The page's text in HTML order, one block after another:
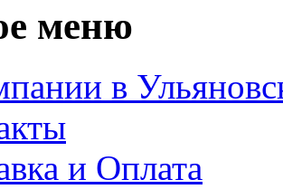
меню
в
и Оплата